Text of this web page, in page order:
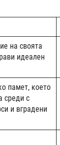
на своята
идеален
памет, което
среди с
и вградени